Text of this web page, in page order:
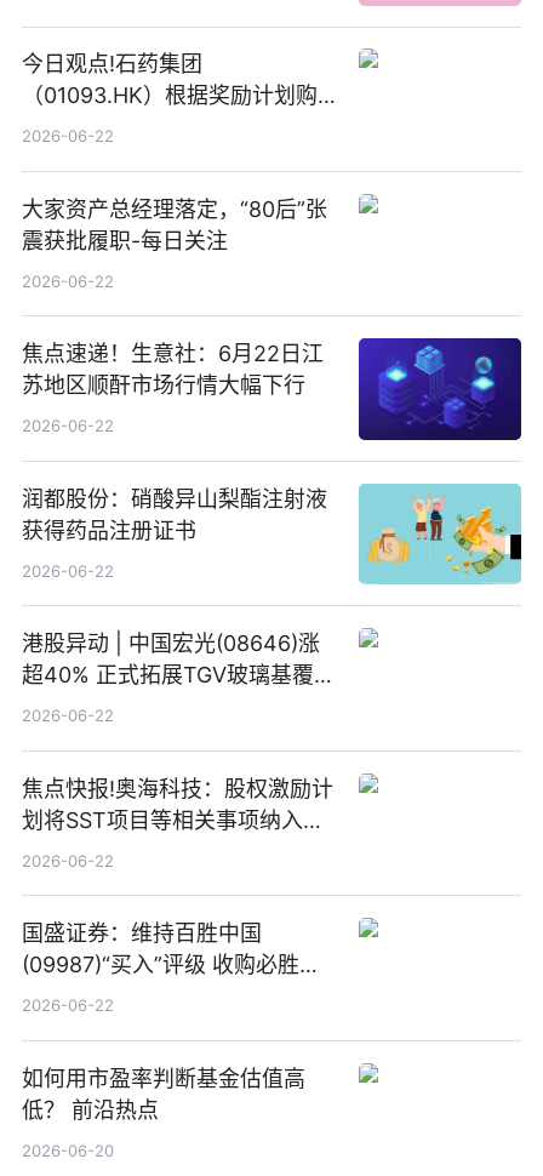
今日观点!石药集团
（01093.HK）根据奖励计划购
回580万股
2026-06-22
大家资产总经理落定，“80后”张
震获批履职-每日关注
2026-06-22
焦点速递！生意社：6月22日江
苏地区顺酐市场行情大幅下行
2026-06-22
润都股份：硝酸异山梨酯注射液
获得药品注册证书
2026-06-22
港股异动 | 中国宏光(08646)涨
超40% 正式拓展TGV玻璃基覆铜
板新材料业务
2026-06-22
焦点快报!奥海科技：股权激励计
划将SST项目等相关事项纳入专
项业务发展考核指标
2026-06-22
国盛证券：维持百胜中国
(09987)“买入”评级 收购必胜客
中国增厚利润加速成长 信息
2026-06-22
如何用市盈率判断基金估值高
低？ 前沿热点
2026-06-20